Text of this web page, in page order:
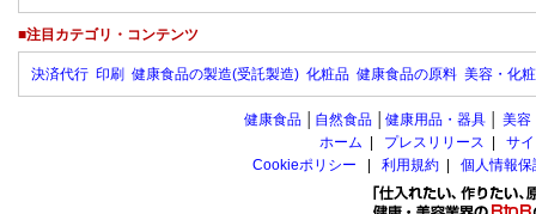
■注目カテゴリ・コンテンツ
決済代行 印刷 健康食品の製造(受託製造) 化粧品 健康食品の原料 美容・化
健康食品 自然食品 健康用品・器具 美容
ホーム
プレスリリース
サ
Cookieポリシー
利用規約 個人情報